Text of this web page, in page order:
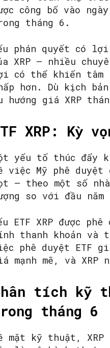
công bố vào
tháng 6.
phán quyết có
XRP – nhiều
có thể khiến tâm
hơn. Dù kịch
hướng giá XRP
XRP: Kỳ
yếu tố thúc đẩy
việc Mỹ phê duyệt
– theo một số
so với đầu năm
ETF XRP được
thanh khoản và
phê duyệt ETF
mạnh mẽ, và
tích kỹ
tháng 6
mặt kỹ thuật, XRP